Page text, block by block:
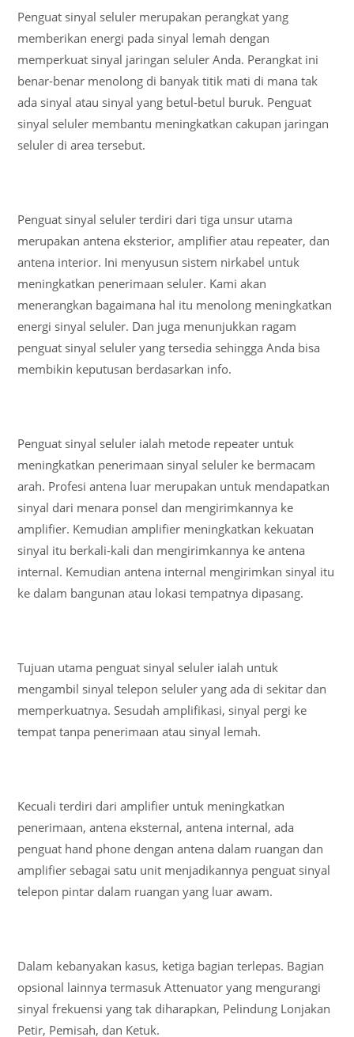
Penguat sinyal seluler merupakan perangkat yang
memberikan energi pada sinyal lemah dengan
memperkuat sinyal jaringan seluler Anda. Perangkat ini
benar-benar menolong di banyak titik mati di mana tak
ada sinyal atau sinyal yang betul-betul buruk. Penguat
sinyal seluler membantu meningkatkan cakupan jaringan
seluler di area tersebut.
Penguat sinyal seluler terdiri dari tiga unsur utama
merupakan antena eksterior, amplifier atau repeater, dan
antena interior. Ini menyusun sistem nirkabel untuk
meningkatkan penerimaan seluler. Kami akan
menerangkan bagaimana hal itu menolong meningkatkan
energi sinyal seluler. Dan juga menunjukkan ragam
penguat sinyal seluler yang tersedia sehingga Anda bisa
membikin keputusan berdasarkan info.
Penguat sinyal seluler ialah metode repeater untuk
meningkatkan penerimaan sinyal seluler ke bermacam
arah. Profesi antena luar merupakan untuk mendapatkan
sinyal dari menara ponsel dan mengirimkannya ke
amplifier. Kemudian amplifier meningkatkan kekuatan
sinyal itu berkali-kali dan mengirimkannya ke antena
internal. Kemudian antena internal mengirimkan sinyal itu
ke dalam bangunan atau lokasi tempatnya dipasang.
Tujuan utama penguat sinyal seluler ialah untuk
mengambil sinyal telepon seluler yang ada di sekitar dan
memperkuatnya. Sesudah amplifikasi, sinyal pergi ke
tempat tanpa penerimaan atau sinyal lemah.
Kecuali terdiri dari amplifier untuk meningkatkan
penerimaan, antena eksternal, antena internal, ada
penguat hand phone dengan antena dalam ruangan dan
amplifier sebagai satu unit menjadikannya penguat sinyal
telepon pintar dalam ruangan yang luar awam.
Dalam kebanyakan kasus, ketiga bagian terlepas. Bagian
opsional lainnya termasuk Attenuator yang mengurangi
sinyal frekuensi yang tak diharapkan, Pelindung Lonjakan
Petir, Pemisah, dan Ketuk.